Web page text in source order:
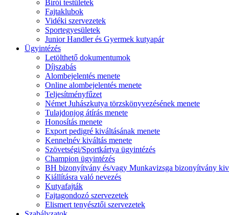
Bírói testületek
Fajtaklubok
Vidéki szervezetek
Sportegyesületek
Junior Handler és Gyermek kutyapár
Ügyintézés
Letölthető dokumentumok
Díjszabás
Alombejelentés menete
Online alombejelentés menete
Teljesítményfűzet
Német Juhászkutya törzskönyvezésének menete
Tulajdonjog átírás menete
Honosítás menete
Export pedigré kiváltásának menete
Kennelnév kiváltás menete
Szövetségi/Sportkártya ügyintézés
Champion ügyintézés
BH bizonyítvány és/vagy Munkavizsga bizonyítvány
Kiállításra való nevezés
Kutyafajták
Fajtagondozó szervezetek
Elismert tenyésztői szervezetek